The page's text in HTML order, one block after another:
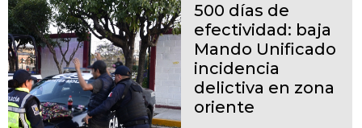
500 días de
efectividad: baja
Mando Unificado
incidencia
delictiva en zona
oriente